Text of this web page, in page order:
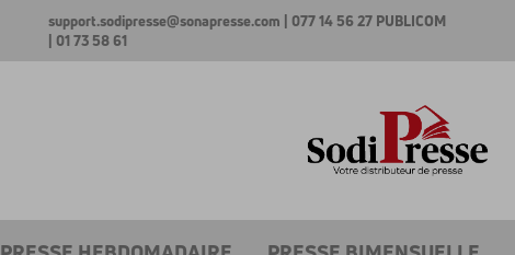
support.sodipresse@sonapresse.com | 077 14 56 27
| 01 73 58 61
PUBLICOM